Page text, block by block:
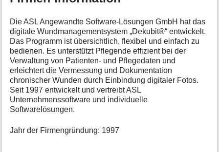
Die ASL Angewandte Software-Lösungen GmbH hat das
digitale Wundmanagementsystem „Dekubit®“ entwickelt.
Das Programm ist übersichtlich, flexibel und einfach zu
bedienen. Es unterstützt Pflegende effizient bei der
Verwaltung von Patienten- und Pflegedaten und
erleichtert die Vermessung und Dokumentation
chronischer Wunden durch Einbindung digitaler Fotos.
Seit 1997 entwickelt und vertreibt ASL
Unternehmenssoftware und individuelle
Softwarelösungen.
Jahr der Firmengründung: 1997